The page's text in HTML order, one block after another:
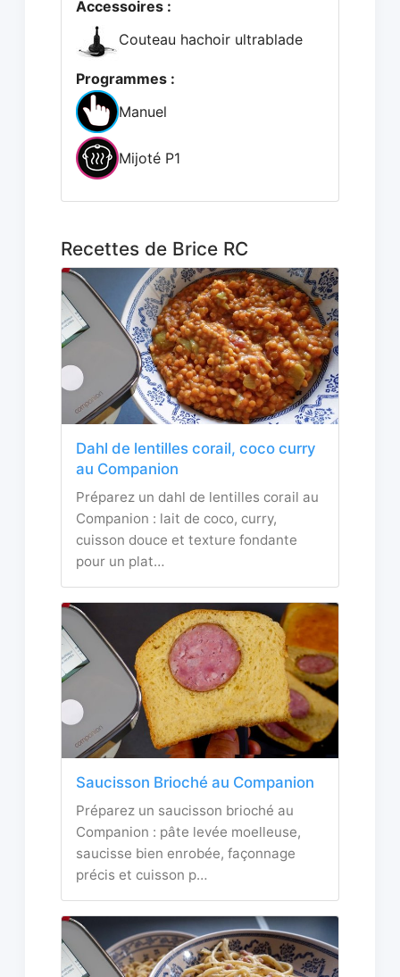
Accessoires :
Couteau hachoir ultrablade
Programmes :
Manuel
Mijoté P1
Recettes de Brice RC
Dahl de lentilles corail, coco curry
au Companion
Préparez un dahl de lentilles corail au
Companion : lait de coco, curry,
cuisson douce et texture fondante
pour un plat…
Saucisson Brioché au Companion
Préparez un saucisson brioché au
Companion : pâte levée moelleuse,
saucisse bien enrobée, façonnage
précis et cuisson p…